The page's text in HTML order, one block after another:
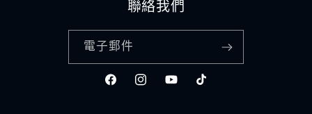
聯絡我們
電子郵件
FacebookInstagramYouTubeTikTok